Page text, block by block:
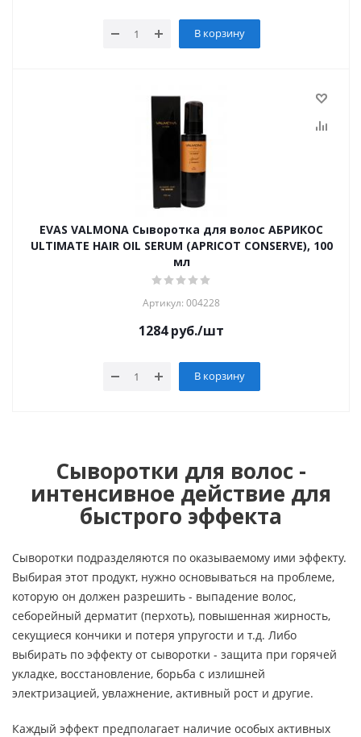
В корзину
EVAS VALMONA Сыворотка для волос АБРИКОС
ULTIMATE HAIR OIL SERUM (APRICOT CONSERVE), 100
мл
Артикул: 004228
1284руб./шт
В корзину
Сыворотки для волос -
интенсивное действие для
быстрого эффекта
Сыворотки подразделяются по оказываемому ими эффекту.
Выбирая этот продукт, нужно основываться на проблеме,
которую он должен разрешить - выпадение волос,
себорейный дерматит (перхоть), повышенная жирность,
секущиеся кончики и потеря упругости и т.д. Либо
выбирать по эффекту от сыворотки - защита при горячей
укладке, восстановление, борьба с излишней
электризацией, увлажнение, активный рост и другие.
Каждый эффект предполагает наличие особых активных